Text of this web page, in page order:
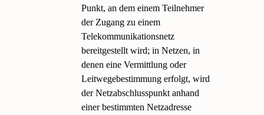
Punkt, an dem einem Teilnehmer
der Zugang zu einem
Telekommunikationsnetz
bereitgestellt wird; in Netzen, in
denen eine Vermittlung oder
Leitwegebestimmung erfolgt, wird
der Netzabschlusspunkt anhand
einer bestimmten Netzadresse